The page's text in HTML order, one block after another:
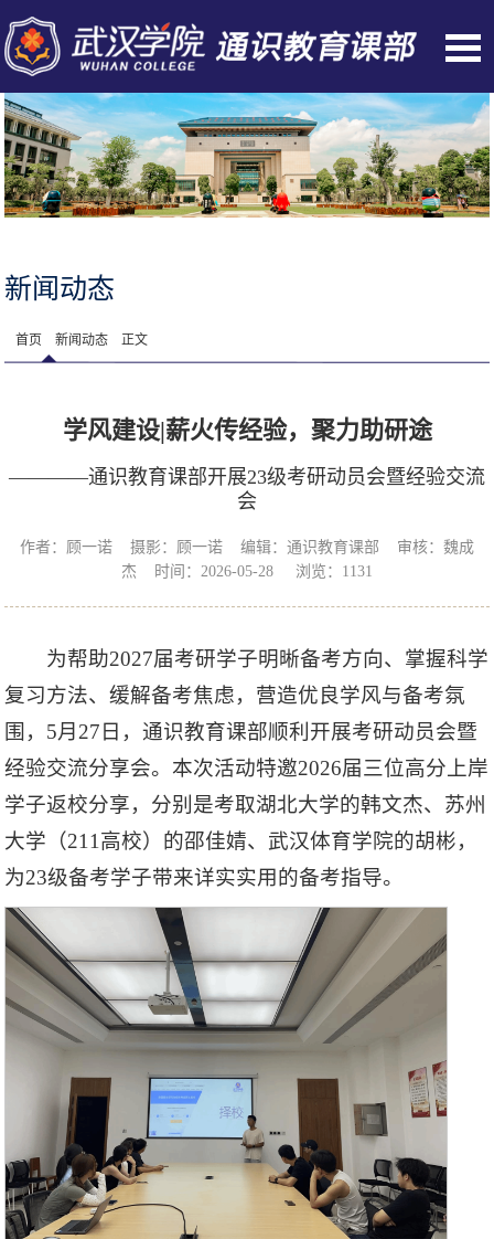
新闻动态
首页 新闻动态 正文
学风建设|薪火传经验，聚力助研途
————通识教育课部开展23级考研动员会暨经验交流
会
作者：顾一诺 摄影：顾一诺 编辑：通识教育课部 审核：魏成
杰 时间：2026-05-28 浏览： 1131
为帮助2027届考研学子明晰备考方向、掌握科学
复习方法、缓解备考焦虑，营造优良学风与备考氛
围，5月27日，通识教育课部顺利开展考研动员会暨
经验交流分享会。本次活动特邀2026届三位高分上岸
学子返校分享，分别是考取湖北大学的韩文杰、苏州
大学（211高校）的邵佳婧、武汉体育学院的胡彬，
为23级备考学子带来详实实用的备考指导。